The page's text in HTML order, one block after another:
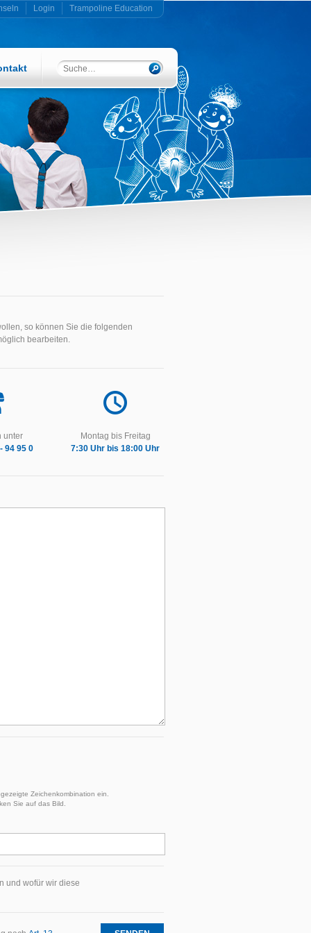
Login Trampoline Education
so können Sie die folgenden
bearbeiten.
unter
94 95 0
Montag bis Freitag
7:30 Uhr bis 18:00 Uhr
Zeichenkombination ein.
Sie auf das Bild.
und wofür wir diese